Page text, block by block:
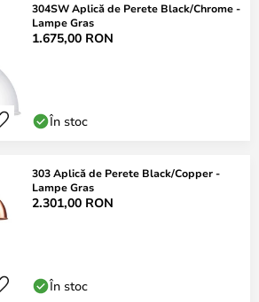
304SW Aplică de Perete Black/Chrome -
Lampe Gras
1.675,00 RON
În stoc
303 Aplică de Perete Black/Copper -
Lampe Gras
2.301,00 RON
În stoc